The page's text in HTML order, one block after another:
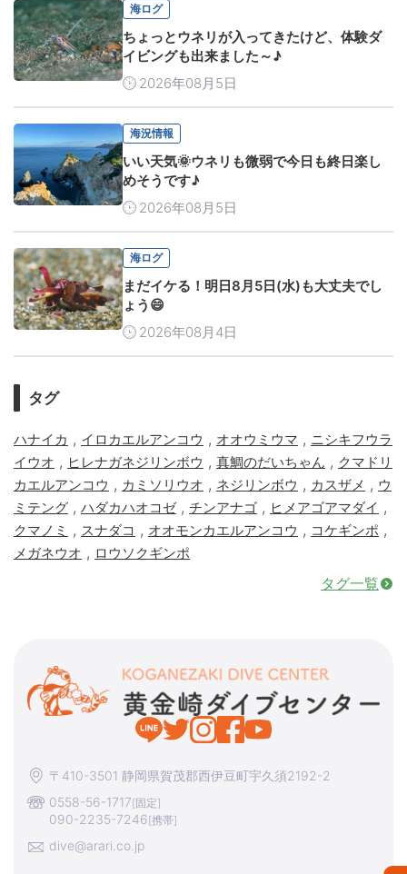
海ログ
ちょっとウネリが入ってきたけど、体験ダ
イビングも出来ました～♪
2026年08月5日
海況情報
いい天気🌞ウネリも微弱で今日も終日楽し
めそうです♪
2026年08月5日
海ログ
まだイケる！明日8月5日(水)も大丈夫でし
ょう😄
2026年08月4日
タグ
ハナイカ , イロカエルアンコウ , オオウミウマ , ニシキフウラ
イウオ , ヒレナガネジリンボウ , 真鯛のだいちゃん , クマドリ
カエルアンコウ , カミソリウオ , ネジリンボウ , カスザメ , ウ
ミテング , ハダカハオコゼ, チンアナゴ , ヒメアゴアマダイ ,
クマノミ , スナダコ , オオモンカエルアンコウ , コケギンポ ,
メガネウオ , ロウソクギンポ
タグ一覧
〒410-3501 静岡県賀茂郡西伊豆町宇久須2192-2
0558-56-1717[固定]
090-2235-7246[携帯]
dive@arari.co.jp